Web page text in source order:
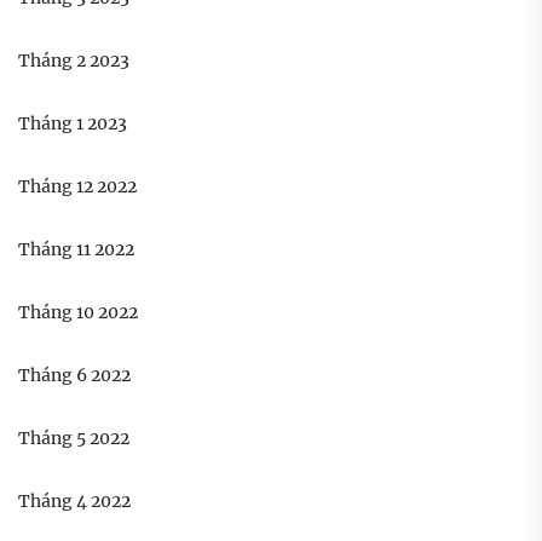
Tháng 2 2023
Tháng 1 2023
Tháng 12 2022
Tháng 11 2022
Tháng 10 2022
Tháng 6 2022
Tháng 5 2022
Tháng 4 2022